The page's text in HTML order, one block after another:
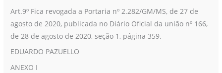
Art.9º Fica revogada a Portaria nº 2.282/GM/MS, de 27 de
agosto de 2020, publicada no Diário Oficial da união nº 166,
de 28 de agosto de 2020, seção 1, página 359.
EDUARDO PAZUELLO
ANEXO I